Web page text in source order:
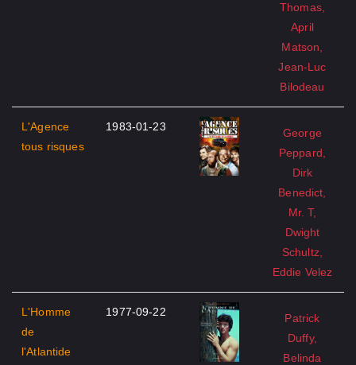
Thomas,
April
Matson,
Jean-Luc
Bilodeau
L'Agence
tous risques
1983-01-23
George
Peppard,
Dirk
Benedict,
Mr. T,
Dwight
Schultz,
Eddie Velez
L'Homme
de
l'Atlantide
1977-09-22
Patrick
Duffy,
Belinda